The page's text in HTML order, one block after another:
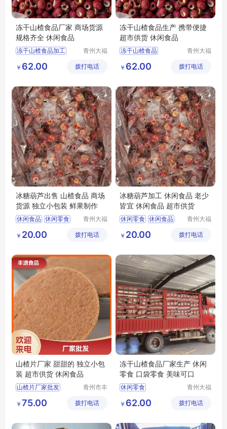
冻干山楂食品厂家 商场货源
规格齐全 休闲食品
冻干山楂食品加工
冻干山楂食品厂家
冻干山楂加工
青州大福
展有限公
￥ 62.00 拨打电话
冻干山楂食品生产 携带便捷
超市供货 休闲食品
冻干山楂食品
冻干山楂制品加工
冻干山楂食品厂家生产
青州大福
展有限公
￥ 62.00 拨打电话
冰糖葫芦出售 山楂食品 商场
货源 独立小包装 鲜果制作
休闲食品 休闲零食
山楂食品 山楂制品
青州大福
展有限公
￥ 20.00 拨打电话
冰糖葫芦加工 休闲食品 老少
皆宜 休闲食品 超市供货
休闲零食 休闲食品
冻干冰糖葫芦供应
青州大福
展有限公
￥ 20.00 拨打电话
山楂片厂家 甜甜的 独立小包
装 超市供货 休闲食品
山楂片厂家批发
山楂片批发
青州市丰
￥ 75.00 拨打电话
冻干山楂食品厂家生产 休闲
零食 口袋零食 美味可口
休闲零食
隆清良品山楂食品批发
冻干山楂食品厂家供应
青州大福
展有限公
￥ 62.00 拨打电话